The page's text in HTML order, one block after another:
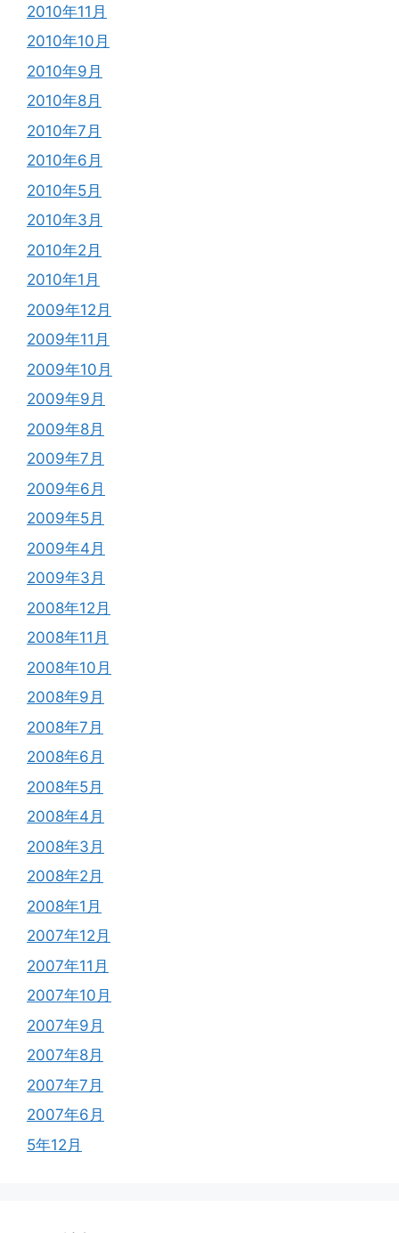
2010年11月
2010年10月
2010年9月
2010年8月
2010年7月
2010年6月
2010年5月
2010年3月
2010年2月
2010年1月
2009年12月
2009年11月
2009年10月
2009年9月
2009年8月
2009年7月
2009年6月
2009年5月
2009年4月
2009年3月
2008年12月
2008年11月
2008年10月
2008年9月
2008年7月
2008年6月
2008年5月
2008年4月
2008年3月
2008年2月
2008年1月
2007年12月
2007年11月
2007年10月
2007年9月
2007年8月
2007年7月
2007年6月
5年12月